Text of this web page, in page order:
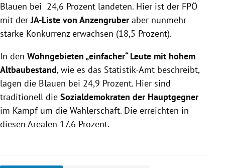
Blauen bei 24,6 Prozent landeten. Hier ist der FPÖ
mit derJA-Liste von Anzengruberaber nunmehr
starke Konkurrenz erwachsen (18,5 Prozent).
In den Wohngebieten „einfacher“ Leute mit hohem
Altbaubestand, wie es das Statistik-Amt beschreibt,
lagen die Blauen bei 24,9 Prozent. Hier sind
traditionell die Sozialdemokraten der Hauptgegner
im Kampf um die Wählerschaft. Die erreichten in
diesen Arealen 17,6 Prozent.